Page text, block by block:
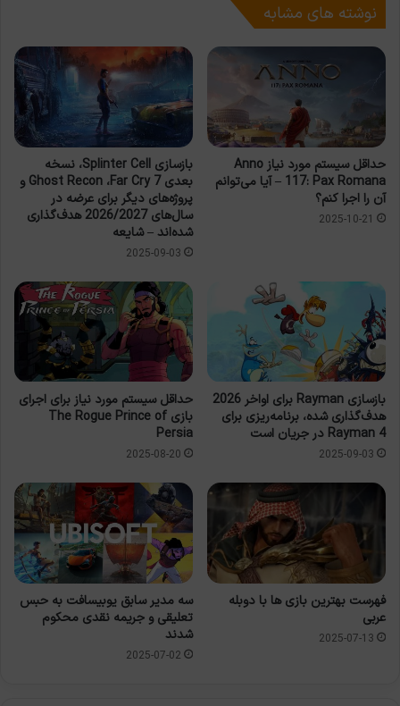
نوشته های مشابه
حداقل سیستم مورد نیاز Anno
117: Pax Romana – آیا می‌توانم
آن را اجرا کنم؟
2025-10-21
بازسازی Splinter Cell، نسخه
بعدی Ghost Recon ،Far Cry 7 و
پروژه‌های دیگر برای عرضه در
سال‌های 2026/2027 هدف‌گذاری
شده‌اند – شایعه
2025-09-03
بازسازی Rayman برای اواخر 2026
هدف‌گذاری شده، برنامه‌ریزی برای
Rayman 4 در جریان است
2025-09-03
حداقل سیستم مورد نیاز برای اجرای
بازی The Rogue Prince of
Persia
2025-08-20
فهرست بهترین بازی ها با دوبله
عربی
2025-07-13
سه مدیر سابق یوبیسافت به حبس
تعلیقی و جریمه نقدی محکوم
شدند
2025-07-02